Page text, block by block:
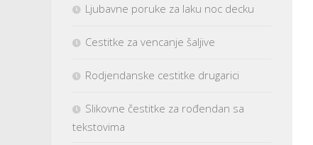
Ljubavne poruke za laku noc decku
Cestitke za vencanje šaljive
Rodjendanske cestitke drugarici
Slikovne čestitke za rođendan sa
tekstovima